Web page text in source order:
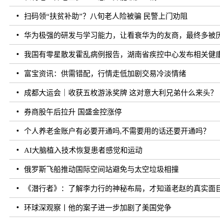
扫码领“扶贫补助”？八旬老人险被骗 民警上门劝阻
华为极强的研发与学习能力，让看衰华为的友商，最终多被
我国有零星散发霍乱病例报告，湖南省疾控中心发布相关健
富宝资讯：供需错配，行情走低加剧交易冷淡情绪
成都大运会｜收获五枚游泳奖牌 这对意大利兄弟什么来头？
券商股午后拉升 国盛金控涨停
个人养老金账户有必要开通吗,不需要用的话还要开通吗？
AI大脑植入技术恢复患者感觉和运动
俄罗斯飞船推动国际空间站避免与太空垃圾相撞
《潜行者》：了解李力行的神秘布局，才知道老赵的真实面
环球深观察丨他的案子进一步加剧了美国党争